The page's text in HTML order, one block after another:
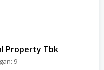
Property Tbk
9